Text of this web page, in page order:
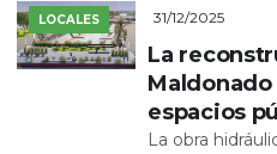
LOCALES 31/12/2025
La
espacios
La obra